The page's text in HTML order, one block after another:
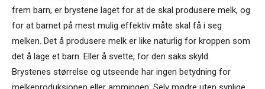
frem barn, er brystene laget for at de skal produsere melk, og
for at barnet på mest mulig effektiv måte skal få i seg
melken. Det å produsere melk er like naturlig for kroppen som
det å lage et barn. Eller å svette, for den saks skyld.
Brystenes størrelse og utseende har ingen betydning for